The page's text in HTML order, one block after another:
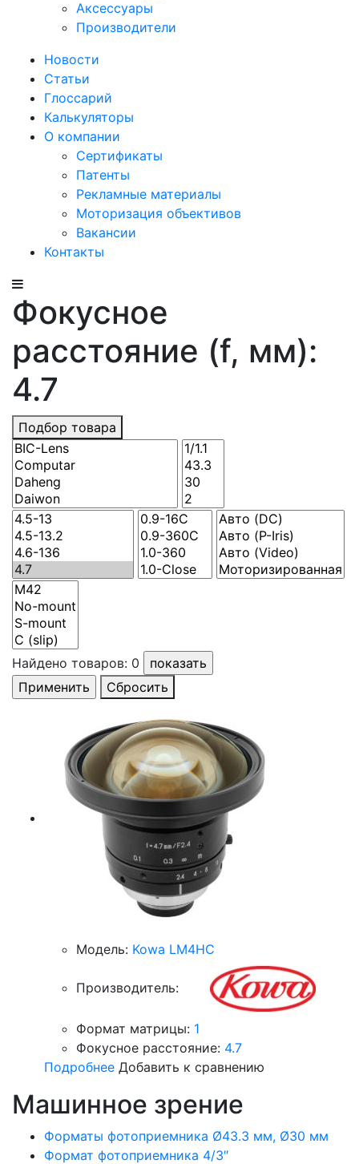
Аксессуары
Производители
Новости
Статьи
Глоссарий
Калькуляторы
О компании
Сертификаты
Патенты
Рекламные материалы
Моторизация объективов
Вакансии
Контакты
Фокусное
расстояние (f, мм):
4.7
Подбор товара
Найдено товаров: 0
Сбросить
Модель: Kowa LM4HC
Производитель:
Формат матрицы: 1
Фокусное расстояние: 4.7
Подробнее Добавить к сравнению
Машинное зрение
Форматы фотоприемника Ø43.3 мм, Ø30 мм
Формат фотоприемника 4/3″